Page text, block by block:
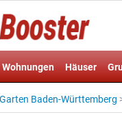
Wohnungen Häuser
Baden-Württemberg